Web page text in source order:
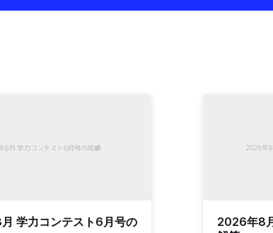
学力コンテスト6月号の
2026年8